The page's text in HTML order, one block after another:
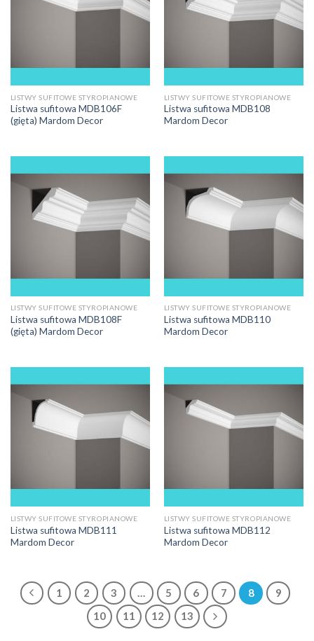
LISTWY SUFITOWE STYROPIANOWE
Listwa sufitowa MDB106F
(gięta) Mardom Decor
LISTWY SUFITOWE STYROPIANOWE
Listwa sufitowa MDB108
Mardom Decor
LISTWY SUFITOWE STYROPIANOWE
Listwa sufitowa MDB108F
(gięta) Mardom Decor
LISTWY SUFITOWE STYROPIANOWE
Listwa sufitowa MDB110
Mardom Decor
LISTWY SUFITOWE STYROPIANOWE
Listwa sufitowa MDB111
Mardom Decor
LISTWY SUFITOWE STYROPIANOWE
Listwa sufitowa MDB112
Mardom Decor
1 2 3 … 5 6 7 8
9
10
11 12 13